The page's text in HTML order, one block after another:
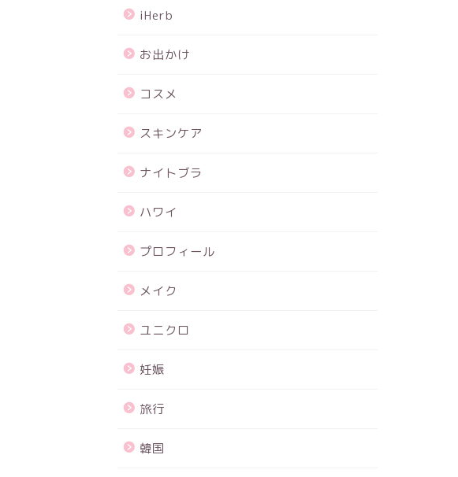
iHerb
お出かけ
コスメ
スキンケア
ナイトブラ
ハワイ
プロフィール
メイク
ユニクロ
妊娠
旅行
韓国